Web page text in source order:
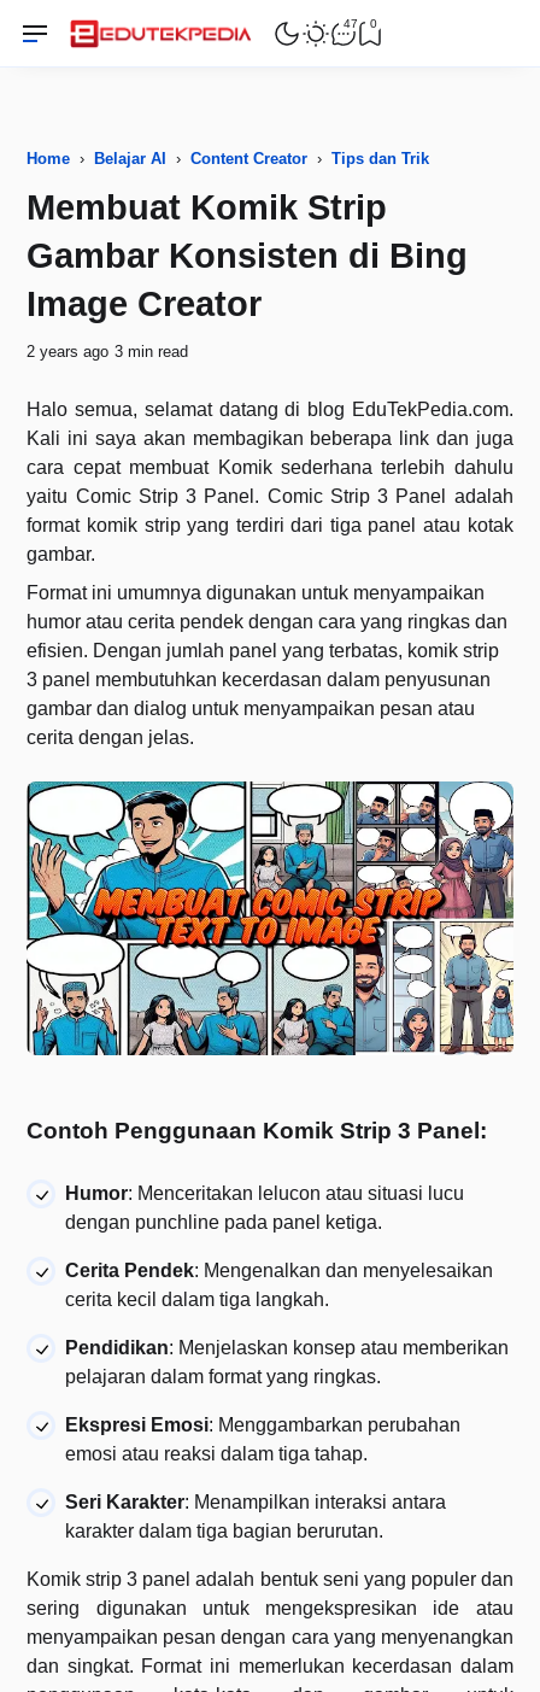
47 0
Home › Belajar AI ›Content Creator ›Tips dan Trik
Membuat Komik Strip
Gambar Konsisten di Bing
Image Creator
2 years ago 3 min read
Halo semua, selamat datang di blog EduTekPedia.com.
Kali ini saya akan membagikan beberapa link dan juga
cara cepat membuat Komik sederhana terlebih dahulu
yaitu Comic Strip 3 Panel. Comic Strip 3 Panel adalah
format komik strip yang terdiri dari tiga panel atau kotak
gambar.
Format ini umumnya digunakan untuk menyampaikan
humor atau cerita pendek dengan cara yang ringkas dan
efisien. Dengan jumlah panel yang terbatas, komik strip
3 panel membutuhkan kecerdasan dalam penyusunan
gambar dan dialog untuk menyampaikan pesan atau
cerita dengan jelas.
Contoh Penggunaan Komik Strip 3 Panel:
Humor: Menceritakan lelucon atau situasi lucu
dengan punchline pada panel ketiga.
Cerita Pendek: Mengenalkan dan menyelesaikan
cerita kecil dalam tiga langkah.
Pendidikan: Menjelaskan konsep atau memberikan
pelajaran dalam format yang ringkas.
Ekspresi Emosi: Menggambarkan perubahan
emosi atau reaksi dalam tiga tahap.
Seri Karakter: Menampilkan interaksi antara
karakter dalam tiga bagian berurutan.
Komik strip 3 panel adalah bentuk seni yang populer dan
sering digunakan untuk mengekspresikan ide atau
menyampaikan pesan dengan cara yang menyenangkan
dan singkat. Format ini memerlukan kecerdasan dalam